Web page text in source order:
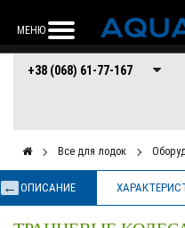
МЕНЮ
+38 (068) 61-77-
167
+38 (068) 61-77-167
Все для лодок
ОПИСАНИЕ